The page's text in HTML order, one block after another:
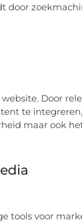
Door
te
maar ook
tools voor